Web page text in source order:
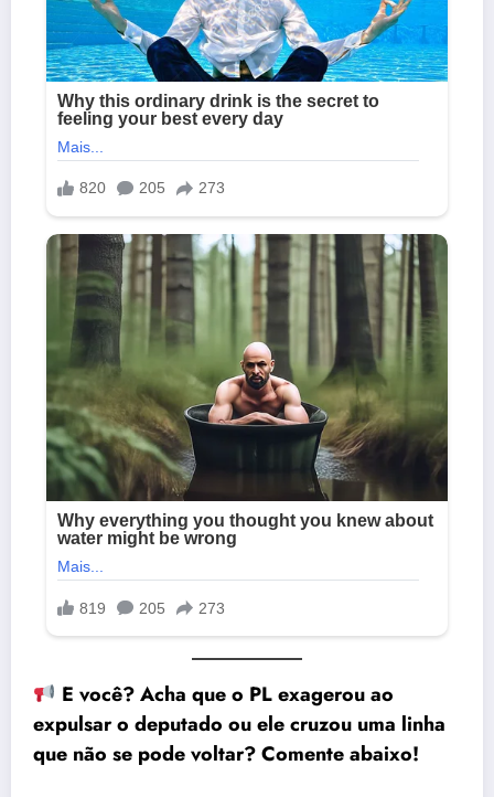
E você? Acha que o PL exagerou ao
expulsar o deputado ou ele cruzou uma linha
que não se pode voltar? Comente abaixo!